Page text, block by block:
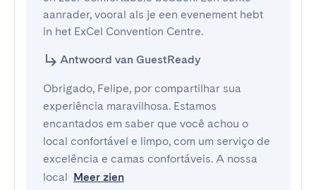
aanrader, vooral als je een evenement hebt
in het ExCel Convention Centre.
Antwoord van GuestReady
Obrigado, Felipe, por compartilhar sua
experiência maravilhosa. Estamos
encantados em saber que você achou o
local confortável e limpo, com um serviço de
excelência e camas confortáveis. A nossa
local Meer zien